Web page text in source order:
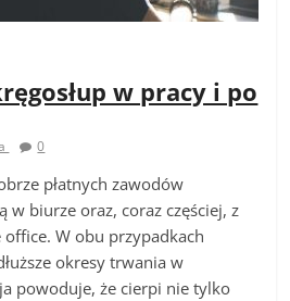
w pracy i po
0
płatnych zawodów
w biurze oraz, coraz częściej, z
W obu przypadkach
okresy trwania w
powoduje, że cierpi nie tylko